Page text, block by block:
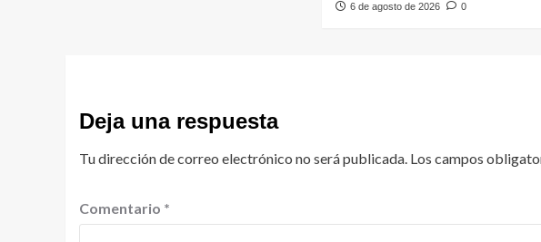
6 de agosto de 2026 0
Deja una respuesta
Tu dirección de correo electrónico no será publicada. Los campos
Comentario *